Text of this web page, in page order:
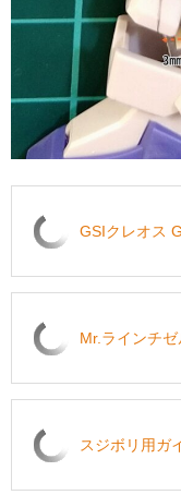
GSIクレオス
Mr.ラインチ
スジボリ用ガ